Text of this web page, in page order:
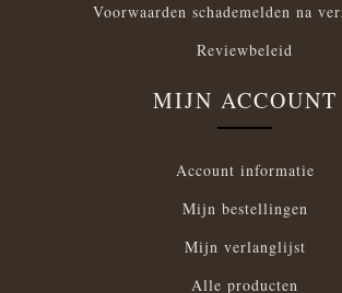
Voorwaarden schademelden na
Reviewbeleid
MIJN ACCOUNT
Account informatie
Mijn bestellingen
Mijn verlanglijst
Alle producten